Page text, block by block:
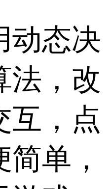
动态决
法，改
互，点
单，